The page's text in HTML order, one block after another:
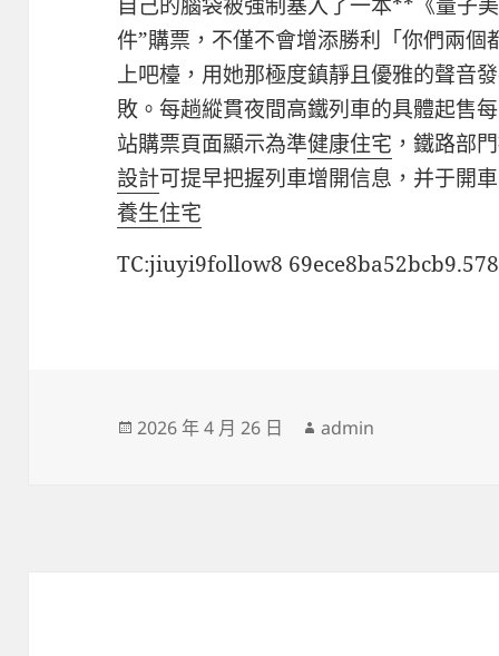
件”購票，不僅不會增添勝利「你們兩
上吧檯，用她那極度鎮靜且優雅的聲音
敗。每趟縱貫夜間高鐵列車的具體起售
站購票頁面顯示為準健康住宅 ，鐵路部
設計可提早把握列車增開信息，并于開
養生住宅
TC:jiuyi9follow8
發
2026 年 4 月 26 日
作
admin